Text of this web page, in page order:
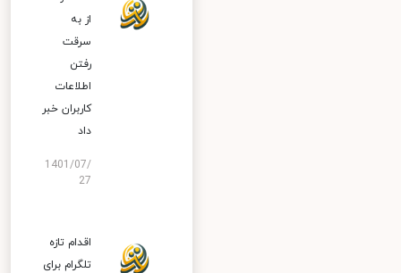
از به
سرقت
رفتن
اطلاعات
کاربران خبر
داد
1401/07/
27
اقدام تازه
تلگرام برای